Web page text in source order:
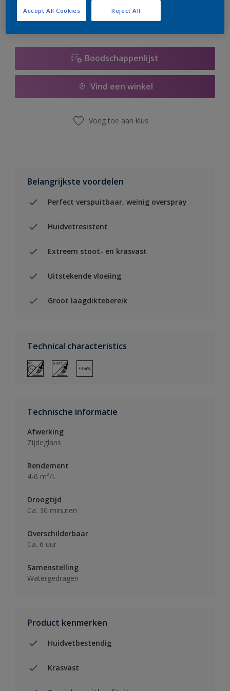
Boodschappenlijst
Vind een winkel
Voeg toe aan klus
Belangrijkste voordelen
Perfect verspuitbaar, weinig overspray
Huidvetresistent
Extreem stoot- en krasvast
Uitstekende vloeiing
Groot laagdiktebereik
Technical characteristics
Technische informatie
Afwerking
Zijdeglans
Rendement
4-6 m²/L
Droogtijd
Ca. 30 minuten
Overschilderbaar
Ca. 6 uur
Samenstelling
Watergedragen
Product kenmerken
Huidvetbestendig
Krasvast
Reject All
Accept All Cookies